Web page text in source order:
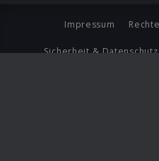
Impressum
Sicherheit & Datenschutz